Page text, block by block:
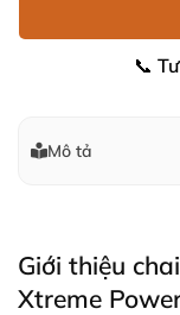
📞
Mô tả
Giới thiệu
Xtreme